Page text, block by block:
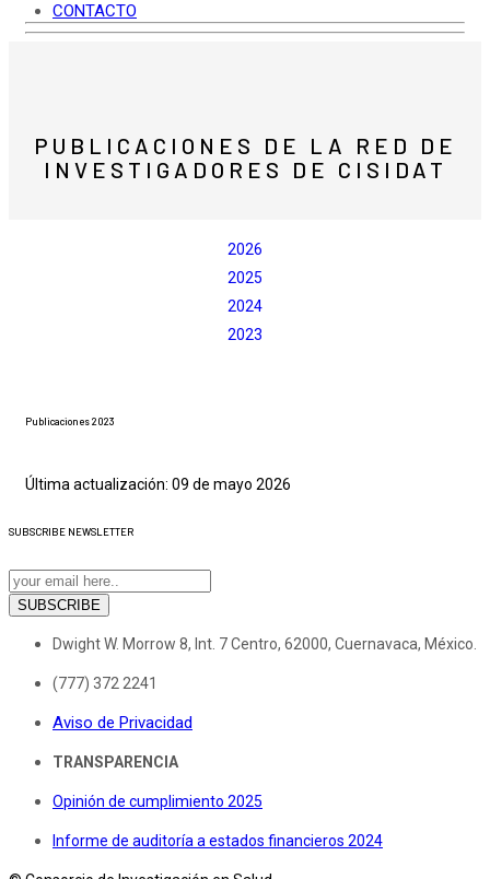
CONTACTO
PUBLICACIONES DE LA RED DE
INVESTIGADORES DE CISIDAT
2026
2025
2024
2023
Publicaciones 2023
Última actualización: 09 de mayo 2026
SUBSCRIBE NEWSLETTER
SUBSCRIBE
Dwight W. Morrow 8, Int. 7 Centro, 62000, Cuernavaca, México.
(777) 372 2241
Aviso de Privacidad
TRANSPARENCIA
Opinión de cumplimiento 2025
Informe de auditoría a estados financieros 2024